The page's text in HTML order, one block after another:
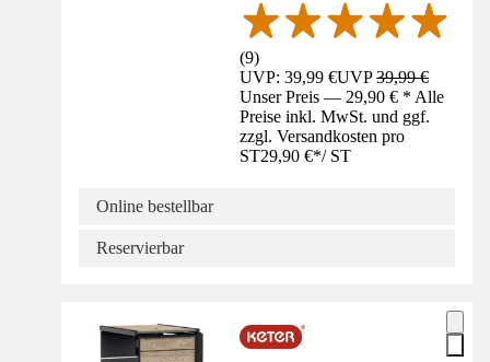
(9)
UVP: 39,99 €UVP39,99 €
Unser Preis — 29,90 € * Alle
Preise inkl. MwSt. und ggf.
zzgl. Versandkosten pro
ST29,90 €*/ ST
Online bestellbar
Reservierbar